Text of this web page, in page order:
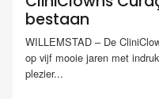
bestaan
WILLEMSTAD – De
op vijf mooie jaren met
plezier...